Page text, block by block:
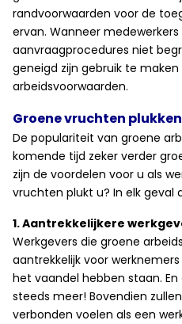
randvoorwaarden voor de
ervan. Wanneer
aanvraagprocedures niet
geneigd zijn gebruik te
arbeidsvoorwaarden.
Groene vruchten plukken
De populariteit van groene
komende tijd zeker verder
zijn de voordelen voor u als
vruchten plukt u? In elk geval
1. Aantrekkelijkere
Werkgevers die groene
aantrekkelijk voor
het vaandel hebben staan.
steeds meer! Bovendien
verbonden voelen als een